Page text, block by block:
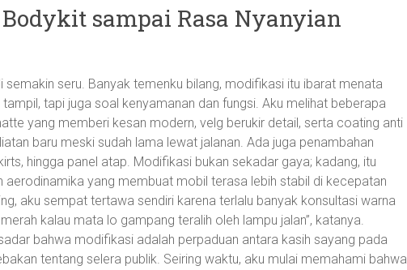
sampai Rasa Nyanyian
semakin seru. Banyak temenku bilang, modifikasi itu ibarat menata
tapi juga soal kenyamanan dan fungsi. Aku melihat beberapa
yang memberi kesan modern, velg berukir detail, serta coating anti
baru meski sudah lama lewat jalanan. Ada juga penambahan
hingga panel atap. Modifikasi bukan sekadar gaya; kadang, itu
aerodinamika yang membuat mobil terasa lebih stabil di kecepatan
aku sempat tertawa sendiri karena terlalu banyak konsultasi warna
kalau mata lo gampang teralih oleh lampu jalan”, katanya.
bahwa modifikasi adalah perpaduan antara kasih sayang pada
tentang selera publik. Seiring waktu, aku mulai memahami bahwa